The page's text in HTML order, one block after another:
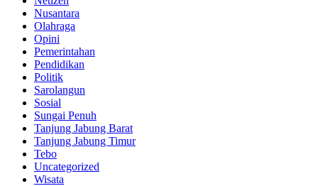
Nusantara
Olahraga
Opini
Pemerintahan
Pendidikan
Politik
Sarolangun
Sosial
Sungai Penuh
Tanjung Jabung Barat
Tanjung Jabung Timur
Tebo
Uncategorized
Wisata